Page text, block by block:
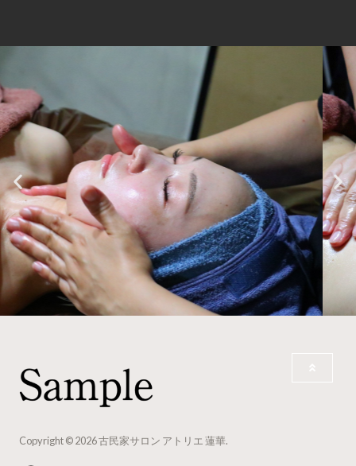
Copyright © 2026 古民家サロン アトリエ 蓮華.